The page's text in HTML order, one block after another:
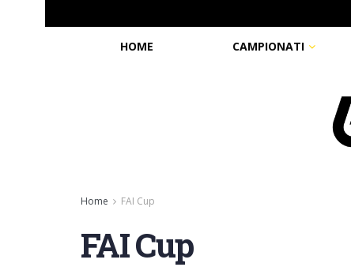
HOME CAMPIONATI
Home FAI Cup
FAI Cup